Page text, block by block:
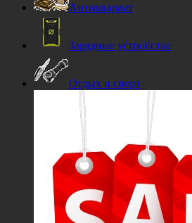
Антиквариат
Зарядные устройства
Отдых и спорт